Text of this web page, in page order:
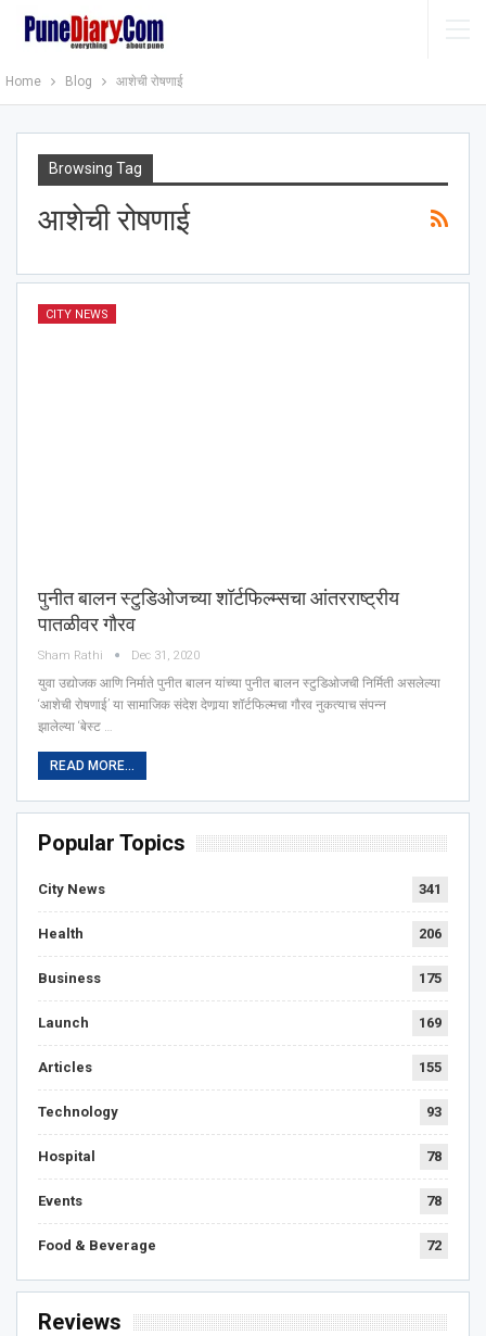
Home Blog आशेची रोषणाई
Browsing Tag
आशेची रोषणाई
CITY NEWS
पुनीत बालन स्टुडिओजच्या शॉर्टफिल्म्सचा आंतरराष्ट्रीय
पातळीवर गौरव
Sham Rathi Dec 31, 2020
युवा उद्योजक आणि निर्माते पुनीत बालन यांच्या पुनीत बालन स्टुडिओजची निर्मिती असलेल्या
‘आशेची रोषणाई’ या सामाजिक संदेश देणार्‍या शॉर्टफिल्मचा गौरव नुकत्याच संपन्न
झालेल्या ‘बेस्ट …
READ MORE...
Popular Topics
City News 341
Health 206
Business 175
Launch 169
Articles 155
Technology 93
Hospital 78
Events 78
Food & Beverage 72
Reviews